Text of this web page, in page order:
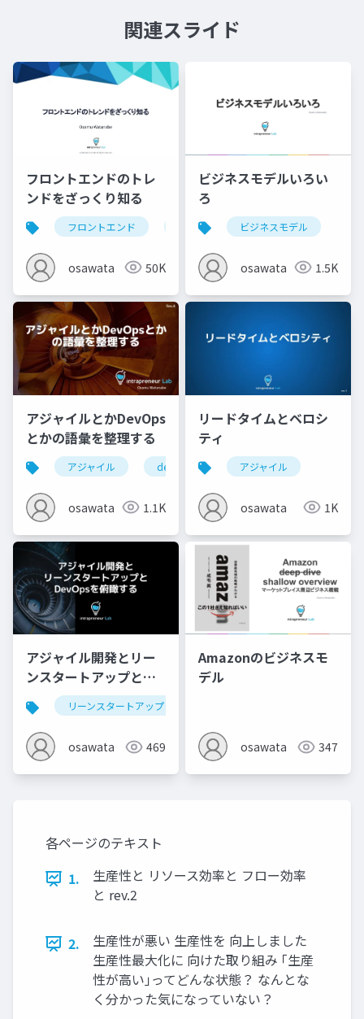
関連スライド
フロントエンドのトレ
ンドをざっくり知る
フロントエンド
osawata 50K
ビジネスモデルいろい
ろ
ビジネスモデル
osawata 1.5K
アジャイルとかDevOps
とかの語彙を整理する
アジャイル devops mvp
osawata 1.1K
リードタイムとベロシ
ティ
アジャイル
osawata 1K
アジャイル開発とリー
ンスタートアップと
DevOpsを俯瞰する
リーンスタートアップ
osawata 469
Amazonのビジネスモ
デル
osawata 347
各ページのテキスト
1.
生産性と リソース効率と フロー効率
と rev.2
2.
生産性が悪い 生産性を 向上しました
生産性最大化に 向けた取り組み ｢生産
性が高い｣ってどんな状態？ なんとな
く分かった気になっていない？